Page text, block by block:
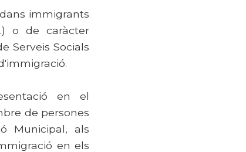
immigrants
o de caràcter
Serveis Socials
en el
de persones
Municipal, als
en els